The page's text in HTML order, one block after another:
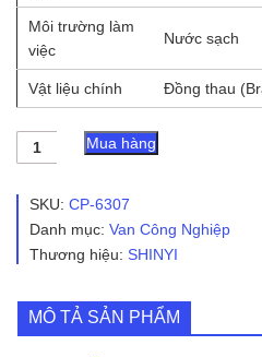
Môi trường làm
việc
Nước sạch
Vật liệu chính Đồng thau
Van
cửa
RVHT
Shinyi
số
Mua hàng
SKU: CP-6307
Danh mục: Van Công Nghiệp
Thương hiệu: SHINYI
MÔ TẢ SẢN PHẨM